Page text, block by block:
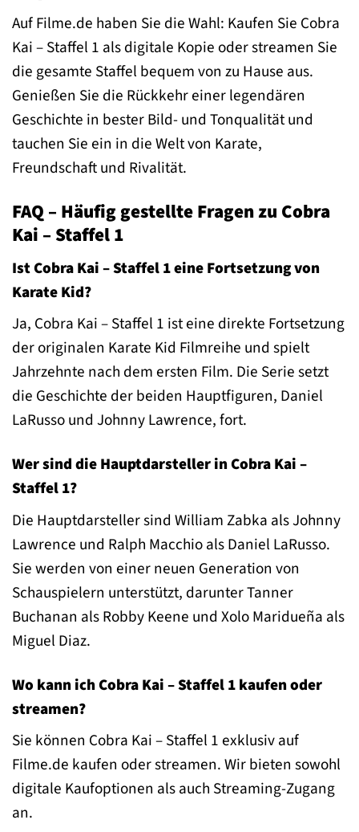
Auf Filme.de haben Sie die Wahl: Kaufen Sie Cobra
Kai – Staffel 1 als digitale Kopie oder streamen Sie
die gesamte Staffel bequem von zu Hause aus.
Genießen Sie die Rückkehr einer legendären
Geschichte in bester Bild- und Tonqualität und
tauchen Sie ein in die Welt von Karate,
Freundschaft und Rivalität.
FAQ – Häufig gestellte Fragen zu Cobra
Kai – Staffel 1
Ist Cobra Kai – Staffel 1 eine Fortsetzung von
Karate Kid?
Ja, Cobra Kai – Staffel 1 ist eine direkte Fortsetzung
der originalen Karate Kid Filmreihe und spielt
Jahrzehnte nach dem ersten Film. Die Serie setzt
die Geschichte der beiden Hauptfiguren, Daniel
LaRusso und Johnny Lawrence, fort.
Wer sind die Hauptdarsteller in Cobra Kai –
Staffel 1?
Die Hauptdarsteller sind William Zabka als Johnny
Lawrence und Ralph Macchio als Daniel LaRusso.
Sie werden von einer neuen Generation von
Schauspielern unterstützt, darunter Tanner
Buchanan als Robby Keene und Xolo Maridueña als
Miguel Diaz.
Wo kann ich Cobra Kai – Staffel 1 kaufen oder
streamen?
Sie können Cobra Kai – Staffel 1 exklusiv auf
Filme.de kaufen oder streamen. Wir bieten sowohl
digitale Kaufoptionen als auch Streaming-Zugang
an.